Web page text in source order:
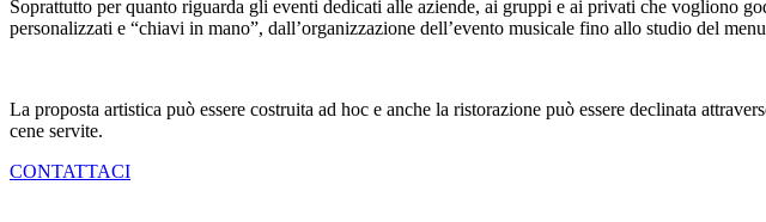
Soprattutto per quanto riguarda gli eventi dedicati alle aziende, ai gruppi e ai privati che vogliono
personalizzati e “chiavi in mano”, dall’organizzazione dell’evento musicale fino allo studio del
La proposta artistica può essere costruita ad hoc e anche la ristorazione può essere declinata
cene servite.
CONTATTACI